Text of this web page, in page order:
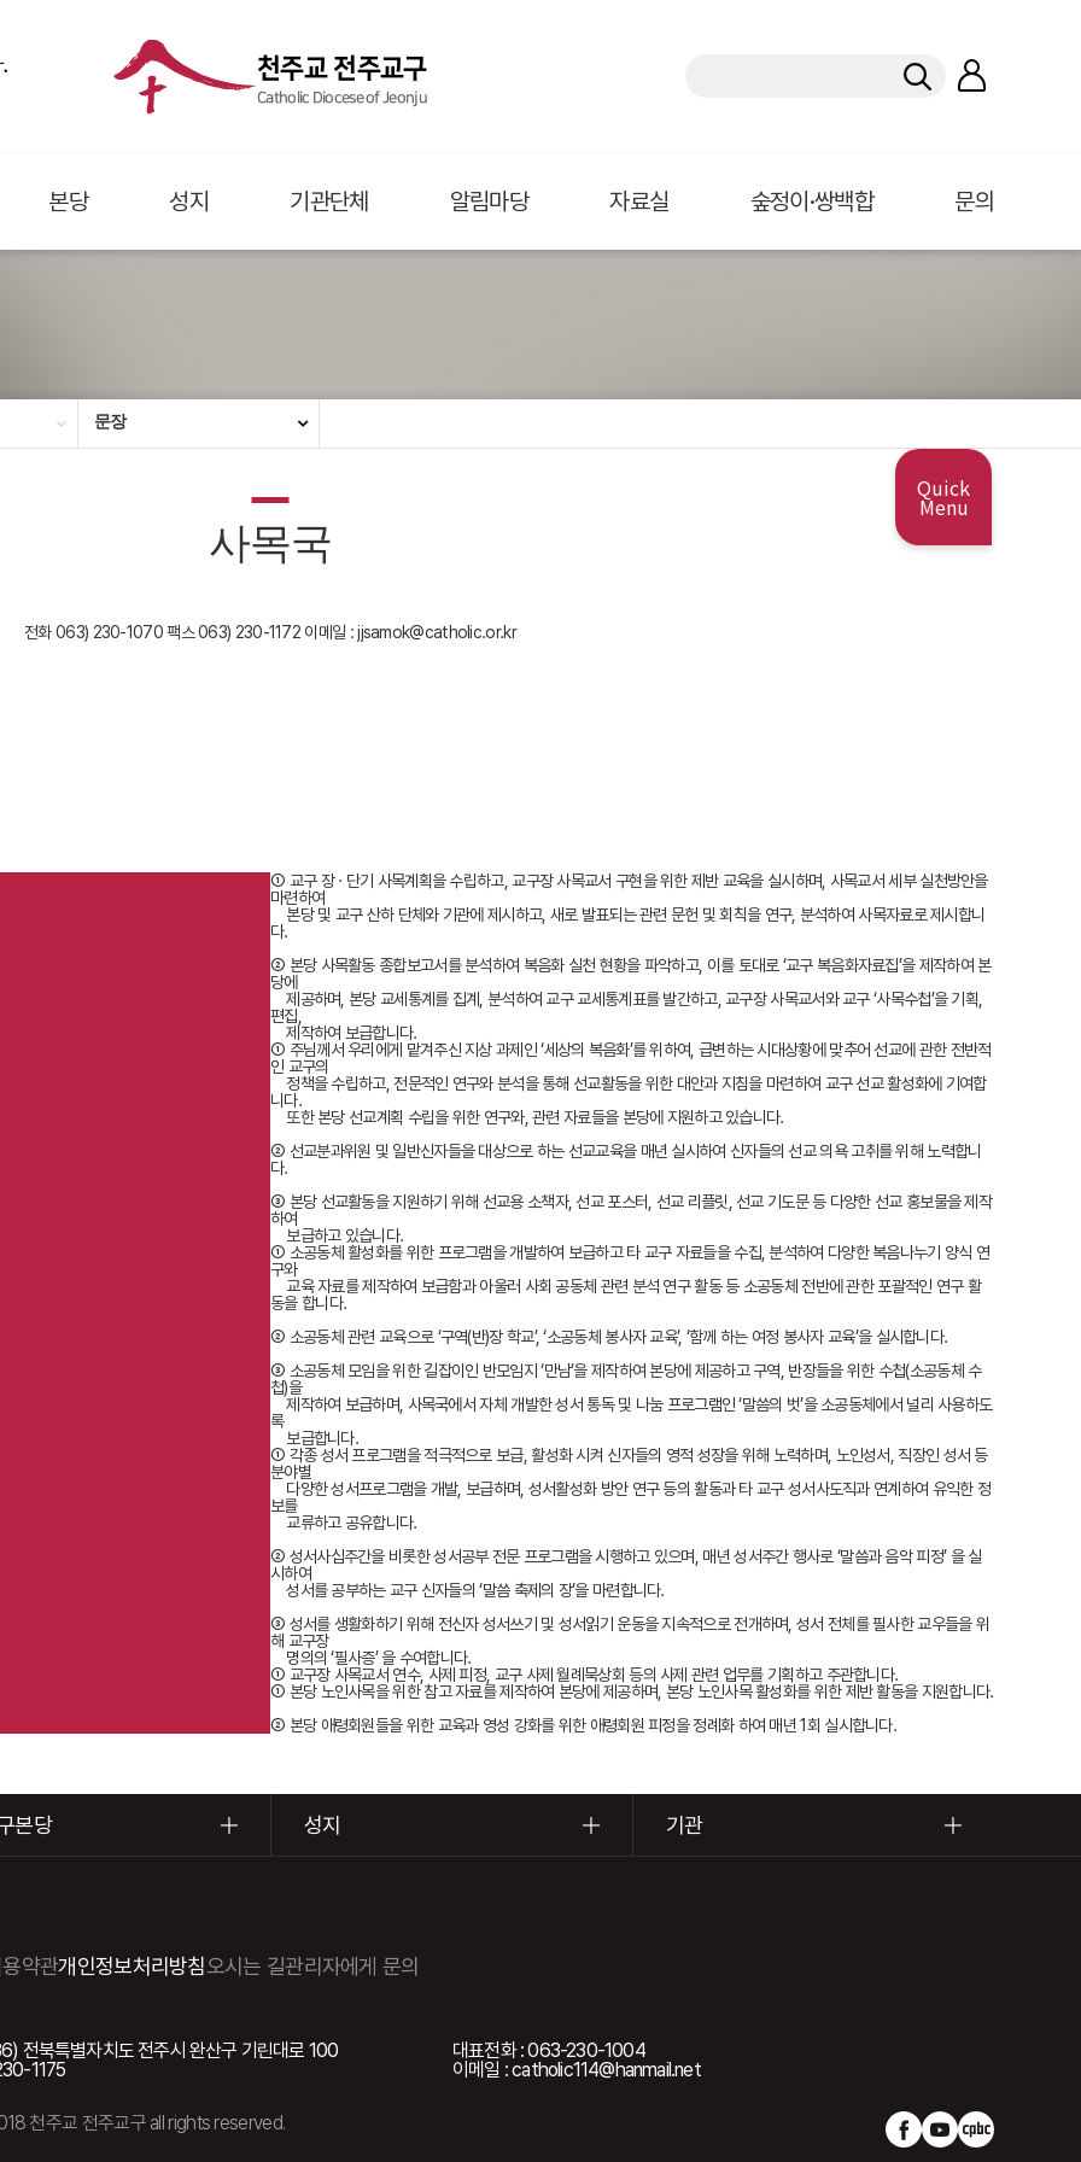
Quick
Menu
천주교 전주교구
Catholic Diocese of Jeonju
본당 성지 기관단체 알림마당 자료실 숲정이·쌍백합 문의
문장
사목국
전화 063) 230-1070팩스 063) 230-1172 이메일 : jjsamok@catholic.or.kr
① 교구 장 · 단기 사목계획을 수립하고, 교구장 사목교서 구현을 위한 제반 교육을 실시하며, 사목교서 세부 실천방안을
마련하여
본당 및 교구 산하 단체와 기관에 제시하고, 새로 발표되는 관련 문헌 및 회칙을 연구, 분석하여 사목자료로 제시합니
다.
② 본당 사목활동 종합보고서를 분석하여 복음화 실천 현황을 파악하고, 이를 토대로 ‘교구 복음화자료집’을 제작하여 본
당에
제공하며, 본당 교세통계를 집계, 분석하여 교구 교세통계표를 발간하고, 교구장 사목교서와 교구 ‘사목수첩’을 기획,
편집,
제작하여 보급합니다.
① 주님께서 우리에게 맡겨주신 지상 과제인 ‘세상의 복음화’를 위하여, 급변하는 시대상황에 맞추어 선교에 관한 전반적
인 교구의
정책을 수립하고, 전문적인 연구와 분석을 통해 선교활동을 위한 대안과 지침을 마련하여 교구 선교 활성화에 기여합
니다.
또한 본당 선교계획 수립을 위한 연구와, 관련 자료들을 본당에 지원하고 있습니다.
② 선교분과위원 및 일반신자들을 대상으로 하는 선교교육을 매년 실시하여 신자들의 선교 의욕 고취를 위해 노력합니
다.
③ 본당 선교활동을 지원하기 위해 선교용 소책자, 선교 포스터, 선교 리플릿, 선교 기도문 등 다양한 선교 홍보물을 제작
하여
보급하고 있습니다.
① 소공동체 활성화를 위한 프로그램을 개발하여 보급하고 타 교구 자료들을 수집, 분석하여 다양한 복음나누기 양식 연
구와
교육 자료를 제작하여 보급함과 아울러 사회 공동체 관련 분석 연구 활동 등 소공동체 전반에 관한 포괄적인 연구 활
동을 합니다.
② 소공동체 관련 교육으로 ‘구역(반)장 학교’, ‘소공동체 봉사자 교육’, ‘함께 하는 여정 봉사자 교육’을 실시합니다.
③ 소공동체 모임을 위한 길잡이인 반모임지 ‘만남’을 제작하여 본당에 제공하고 구역, 반장들을 위한 수첩(소공동체 수
첩)을
제작하여 보급하며, 사목국에서 자체 개발한 성서 통독 및 나눔 프로그램인 ‘말씀의 벗’을 소공동체에서 널리 사용하도
록
보급합니다.
① 각종 성서 프로그램을 적극적으로 보급, 활성화 시켜 신자들의 영적 성장을 위해 노력하며, 노인성서, 직장인 성서 등
분야별
다양한 성서프로그램을 개발, 보급하며, 성서활성화 방안 연구 등의 활동과 타 교구 성서사도직과 연계하여 유익한 정
보를
교류하고 공유합니다.
② 성서사십주간을 비롯한 성서공부 전문 프로그램을 시행하고 있으며, 매년 성서주간 행사로 ‘말씀과 음악 피정’ 을 실
시하여
성서를 공부하는 교구 신자들의 ‘말씀 축제의 장’을 마련합니다.
③ 성서를 생활화하기 위해 전신자 성서쓰기 및 성서읽기 운동을 지속적으로 전개하며, 성서 전체를 필사한 교우들을 위
해 교구장
명의의 ‘필사증’ 을 수여합니다.
① 교구장 사목교서 연수, 사제 피정, 교구 사제 월례묵상회 등의 사제 관련 업무를 기획하고 주관합니다.
① 본당 노인사목을 위한 참고 자료를 제작하여 본당에 제공하며, 본당 노인사목 활성화를 위한 제반 활동을 지원합니다.
② 본당 애령회원들을 위한 교육과 영성 강화를 위한 애령회원 피정을 정례화 하여 매년 1회 실시합니다.
본당 성지 기관
약관개인정보처리방침오시는 길관리자에게 문의
전북특별자치도 전주시 완산구 기린대로 100
대표전화 : 063-230-1004
1175
이메일 : catholic114@hanmail.net
천주교 전주교구 all rights reserved.